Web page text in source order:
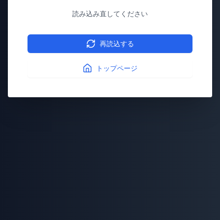
読み込み直してください
再読込する
トップページ